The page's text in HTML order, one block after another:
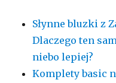
Słynne bluzki z
Dlaczego ten
niebo lepiej?
Komplety basic